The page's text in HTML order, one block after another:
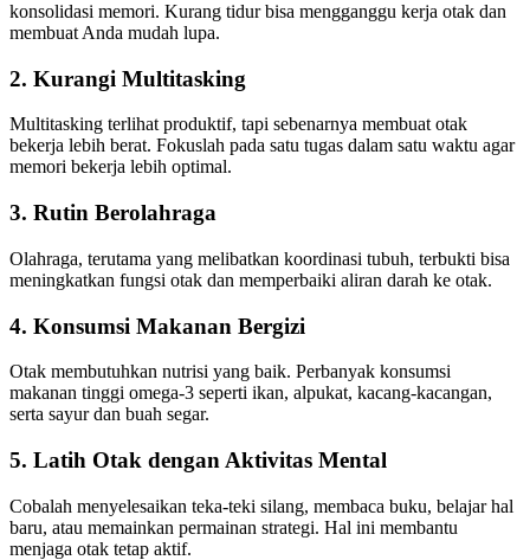
konsolidasi memori. Kurang tidur bisa mengganggu kerja otak dan
membuat Anda mudah lupa.
2. Kurangi Multitasking
Multitasking terlihat produktif, tapi sebenarnya membuat otak
bekerja lebih berat. Fokuslah pada satu tugas dalam satu waktu agar
memori bekerja lebih optimal.
3. Rutin Berolahraga
Olahraga, terutama yang melibatkan koordinasi tubuh, terbukti bisa
meningkatkan fungsi otak dan memperbaiki aliran darah ke otak.
4. Konsumsi Makanan Bergizi
Otak membutuhkan nutrisi yang baik. Perbanyak konsumsi
makanan tinggi omega-3 seperti ikan, alpukat, kacang-kacangan,
serta sayur dan buah segar.
5. Latih Otak dengan Aktivitas Mental
Cobalah menyelesaikan teka-teki silang, membaca buku, belajar hal
baru, atau memainkan permainan strategi. Hal ini membantu
menjaga otak tetap aktif.